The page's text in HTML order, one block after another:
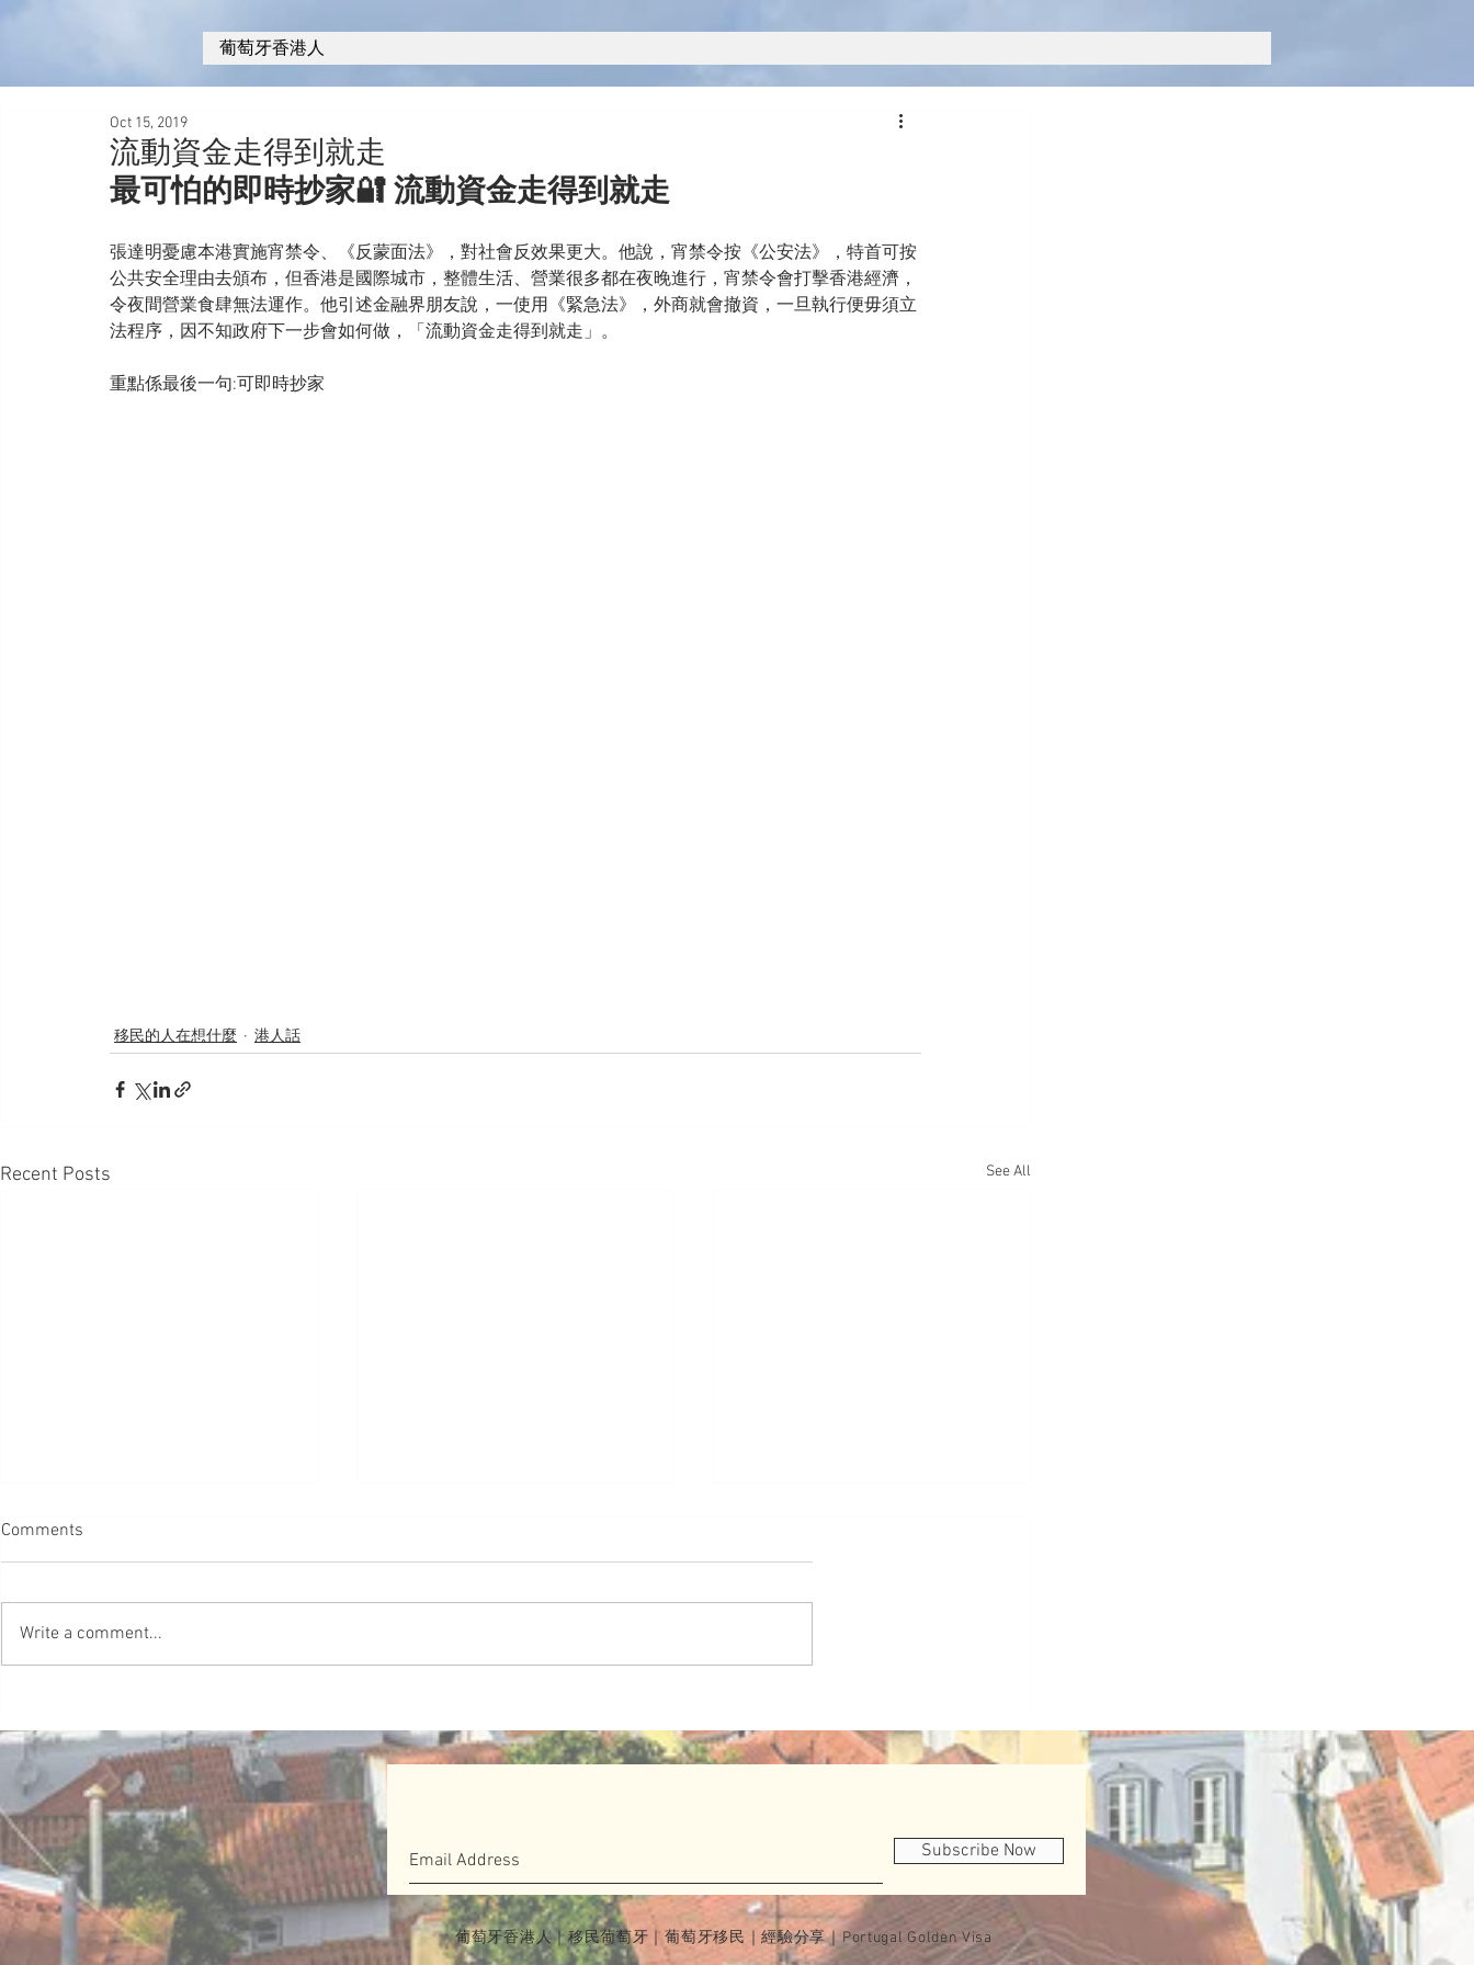
葡萄牙香港人
流動資金走得到就走
Oct 15, 2019
最可怕的即時抄家🔐 流動資金走得到就走
張達明憂慮本港實施宵禁令、《反蒙面法》，對社會反效果更大。他說，宵禁令按《公安法》，特首可按
公共安全理由去頒布，但香港是國際城市，整體生活、營業很多都在夜晚進行，宵禁令會打擊香港經濟，
令夜間營業食肆無法運作。他引述金融界朋友說，一使用《緊急法》，外商就會撤資，一旦執行便毋須立
法程序，因不知政府下一步會如何做，「流動資金走得到就走」。
重點係最後一句:可即時抄家
移民的人在想什麼 港人話
Recent Posts See All
【葡教育】啟發式教育 別自我
信念，並開始認為自己不像男孩那
樣聰明和有能力。他們不再相信自
2018年啟動了Dream Gap...
牙人 出任聯合國人權理事會職
位
能缺少的生命麵包
Comments
Write a comment...
Subscribe Now
葡萄牙香港人｜移民葡萄牙｜葡萄牙移民｜經驗分享｜Portugal Golden Visa